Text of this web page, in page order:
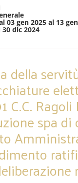
03 gen 2025 al 13
dic 2024
della
C.C.
spa di